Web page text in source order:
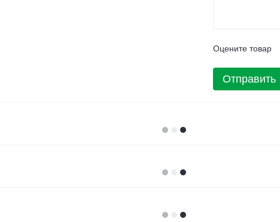
Оцените товар
Отправить